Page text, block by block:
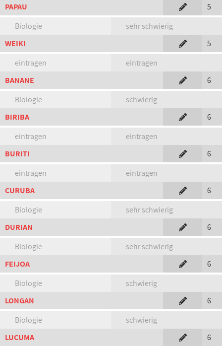
PAPAU
5
Biologie
sehr schwierig
WEIKI
5
eintragen
eintragen
BANANE
6
Biologie
schwierig
BIRIBA
6
eintragen
eintragen
BURITI
6
eintragen
eintragen
CURUBA
6
Biologie
sehr schwierig
DURIAN
6
Biologie
sehr schwierig
FEIJOA
6
Biologie
schwierig
LONGAN
6
Biologie
schwierig
LUCUMA
6